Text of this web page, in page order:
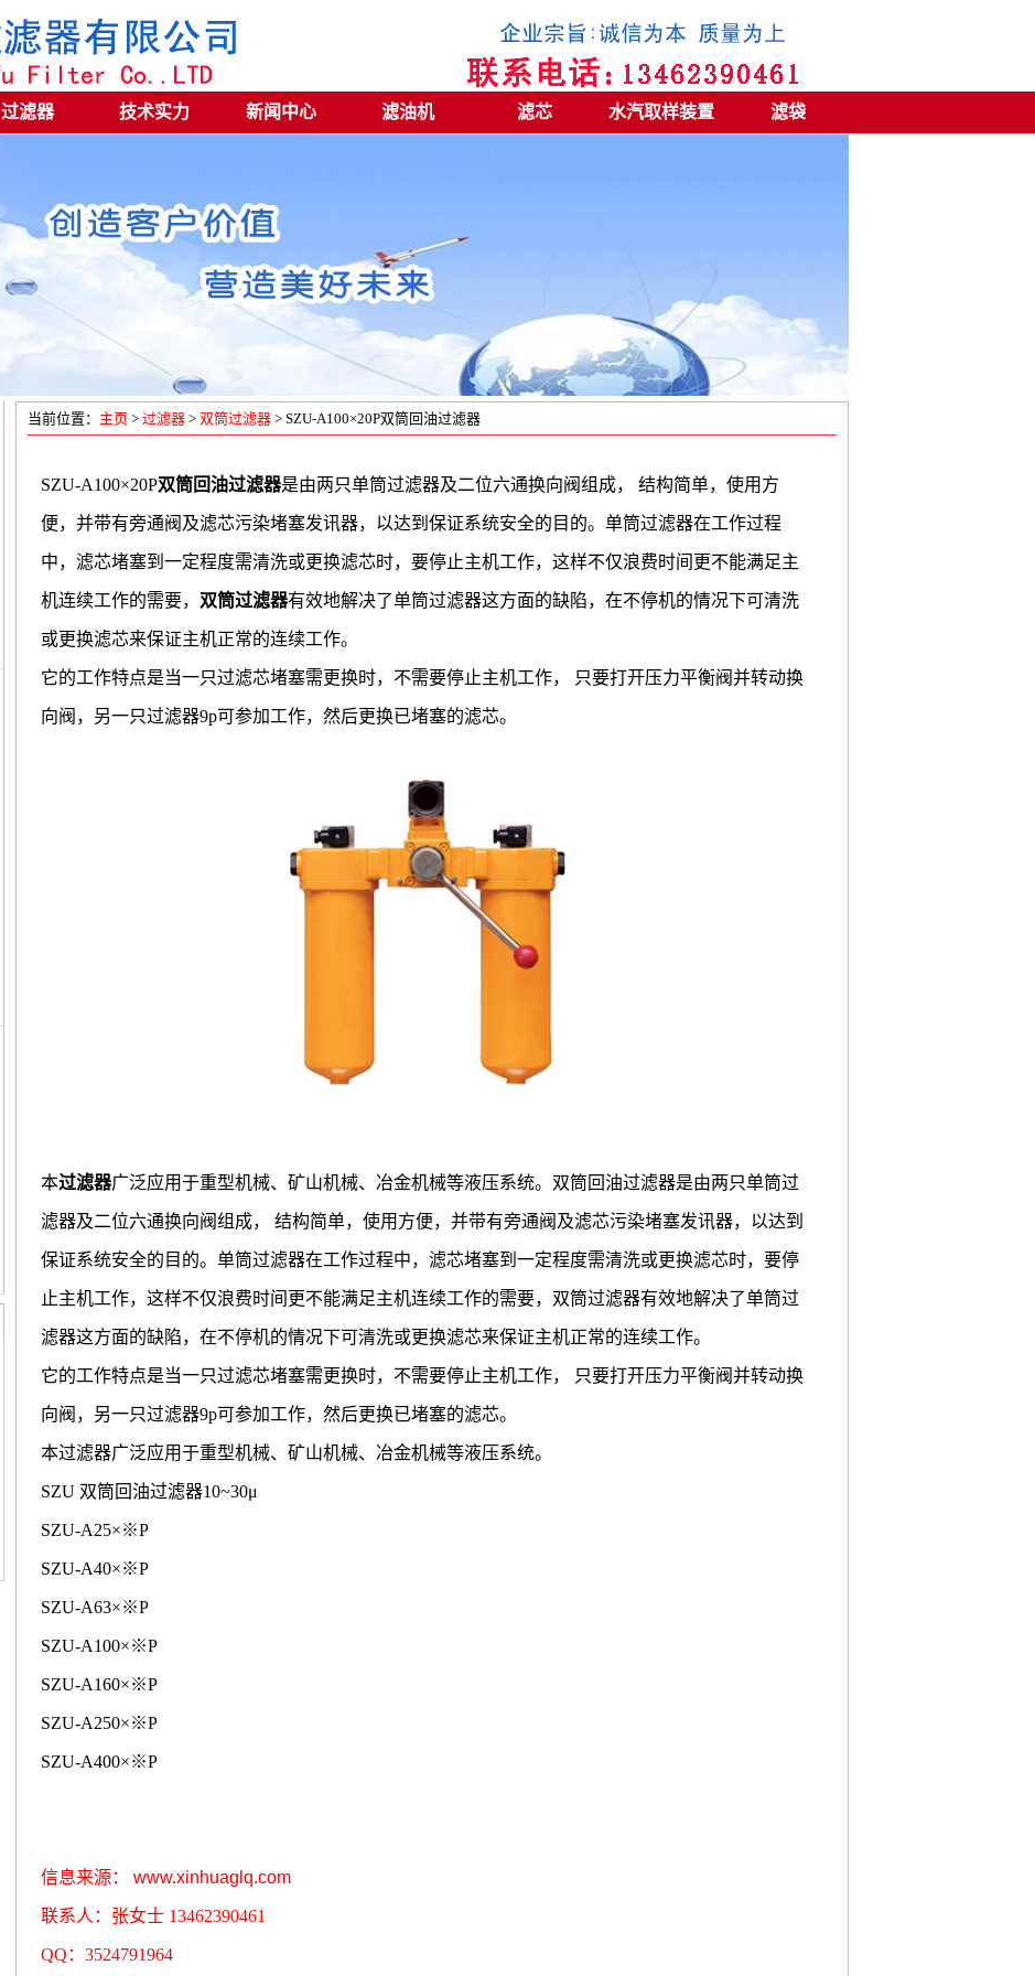
过滤器 技术实力 新闻中心 滤油机 滤芯 水汽取样装置 滤袋
当前位置： 主页 > 过滤器 > 双筒过滤器 > SZU-A100×20P双筒回油过滤器
SZU-A100×20P双筒回油过滤器是由两只单筒过滤器及二位六通换向阀组成， 结构简单，使用方
便，并带有旁通阀及滤芯污染堵塞发讯器，以达到保证系统安全的目的。单筒过滤器在工作过程
中，滤芯堵塞到一定程度需清洗或更换滤芯时，要停止主机工作，这样不仅浪费时间更不能满足主
机连续工作的需要， 双筒过滤器有效地解决了单筒过滤器这方面的缺陷，在不停机的情况下可清洗
或更换滤芯来保证主机正常的连续工作。
它的工作特点是当一只过滤芯堵塞需更换时，不需要停止主机工作， 只要打开压力平衡阀并转动换
向阀，另一只过滤器9p可参加工作，然后更换已堵塞的滤芯。
本过滤器广泛应用于重型机械、矿山机械、冶金机械等液压系统。双筒回油过滤器是由两只单筒过
滤器及二位六通换向阀组成， 结构简单，使用方便，并带有旁通阀及滤芯污染堵塞发讯器，以达到
保证系统安全的目的。单筒过滤器在工作过程中，滤芯堵塞到一定程度需清洗或更换滤芯时，要停
止主机工作，这样不仅浪费时间更不能满足主机连续工作的需要，双筒过滤器有效地解决了单筒过
滤器这方面的缺陷，在不停机的情况下可清洗或更换滤芯来保证主机正常的连续工作。
它的工作特点是当一只过滤芯堵塞需更换时，不需要停止主机工作， 只要打开压力平衡阀并转动换
向阀，另一只过滤器9p可参加工作，然后更换已堵塞的滤芯。
本过滤器广泛应用于重型机械、矿山机械、冶金机械等液压系统。
SZU 双筒回油过滤器10~30μ
SZU-A25×※P
SZU-A40×※P
SZU-A63×※P
SZU-A100×※P
SZU-A160×※P
SZU-A250×※P
SZU-A400×※P
信息来源： www.xinhuaglq.com
联系人：张女士 13462390461
QQ：3524791964